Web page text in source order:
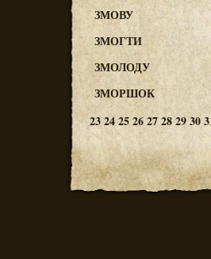
ЗМОВУ
ЗМОГТИ
ЗМОЛОДУ
ЗМОРШОК
2324252627282930